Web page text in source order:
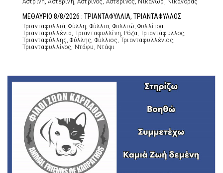
Αστρινή, Αστερινή, Αστρινός, Αστερινός, Νικάνωρ, Νικάνορας
ΜΕΘΑΥΡΙΟ 8/8/2026 : ΤΡΙΑΝΤΑΦΥΛΛΙΑ, ΤΡΙΑΝΤΑΦΥΛΛΟΣ
Τριανταφυλλιά, Φύλλη, Φύλλια, Φυλλιώ, Φυλλίτσα,
Τριανταφυλλένια, Τριανταφυλλίνη, Ρόζα, Τριαντάφυλλος,
Τριανταφύλλης, Φύλλης, Φύλλιος, Τριανταφυλλένιος,
Τριανταφυλλίνος, Ντάφυ, Ντάφι